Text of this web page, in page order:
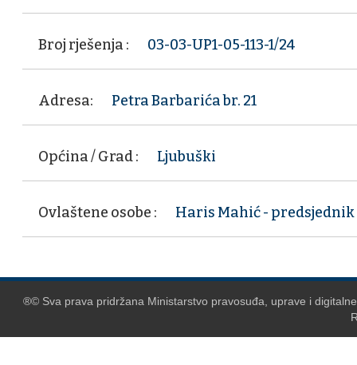
Broj rješenja : 03-03-UP1-05-113-1/24
Adresa: Petra Barbarića br. 21
Općina / Grad : Ljubuški
Ovlaštene osobe : Haris Mahić -
®© Sva prava pridržana Ministarstvo pravosuđa, uprave i